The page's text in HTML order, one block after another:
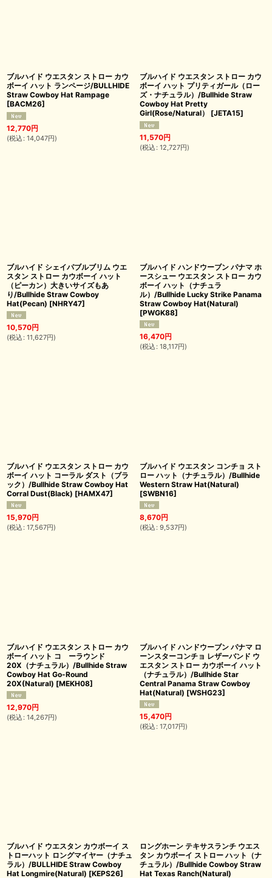
ブルハイド ウエスタン ストロー カウ
ボーイ ハット ランページ/BULLHIDE
Straw Cowboy Hat Rampage
[BACM26]
12,770円
(税込 : 14,047円)
ブルハイド ウエスタン ストロー カウ
ボーイ ハット プリティガール（ロー
ズ・ナチュラル）/Bullhide Straw
Cowboy Hat Pretty
Girl(Rose/Natural）
[JETA15]
11,570円
(税込 : 12,727円)
ブルハイド シェイパブルブリム ウエ
スタン ストロー カウボーイ ハット
（ピーカン）大きいサイズもあ
り/Bullhide Straw Cowboy
Hat(Pecan) [NHRY47]
10,570円
(税込 : 11,627円)
ブルハイド ハンドウーブン パナマ ホ
ースシュー ウエスタン ストロー カウ
ボーイ ハット（ナチュラ
ル）/Bullhide Lucky Strike Panama
Straw Cowboy Hat(Natural)
[PWGK88]
16,470円
(税込 : 18,117円)
ブルハイド ウエスタン ストロー カウ
ボーイ ハット コーラル ダスト（ブラ
ック）/Bullhide Straw Cowboy Hat
Corral Dust(Black) [HAMX47]
15,970円
(税込 : 17,567円)
ブルハイド ウエスタン コンチョ スト
ロー ハット（ナチュラル）/Bullhide
Western Straw Hat(Natural)
[SWBN16]
8,670円
(税込 : 9,537円)
ブルハイド ウエスタン ストロー カウ
ボーイ ハット コ゚ーラウンド
20X（ナチュラル）/Bullhide Straw
Cowboy Hat Go-Round
20X(Natural) [MEKH08]
12,970円
(税込 : 14,267円)
ブルハイド ハンドウーブン パナマ ロ
ーンスターコンチョ レザーバンド ウ
エスタン ストロー カウボーイ ハット
（ナチュラル）/Bullhide Star
Central Panama Straw Cowboy
Hat(Natural) [WSHG23]
15,470円
(税込 : 17,017円)
ブルハイド ウエスタン カウボーイ ス
トローハット ロングマイヤー（ナチュ
ラル）/BULLHIDE Straw Cowboy
Hat Longmire(Natural) [KEPS26]
ロングホーン テキサスランチ ウエス
タン カウボーイ ストロー ハット（ナ
チュラル）/Bullhide Cowboy Straw
Hat Texas Ranch(Natural)